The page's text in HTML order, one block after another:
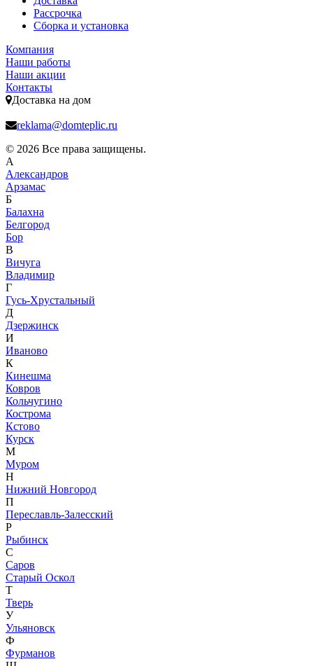
Рассрочка
Сборка и установка
Компания
Наши работы
Наши акции
Контакты
Доставка на дом
reklama@domteplic.ru
© 2026 Все права защищены.
А
Александров
Арзамас
Б
Балахна
Белгород
Бор
В
Вичуга
Владимир
Г
Гусь-Хрустальный
Д
Дзержинск
И
Иваново
К
Кинешма
Ковров
Кольчугино
Кострома
Кстово
Курск
М
Муром
Н
Нижний Новгород
П
Переславль-Залесский
Р
Рыбинск
С
Саров
Старый Оскол
Т
Тверь
У
Ульяновск
Ф
Фурманов